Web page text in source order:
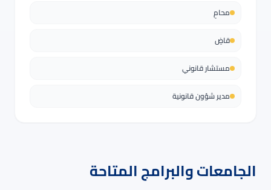
محامٍ
قاضٍ
مستشار قانوني
مدير شؤون قانونية
الجامعات والبرامج المتاحة